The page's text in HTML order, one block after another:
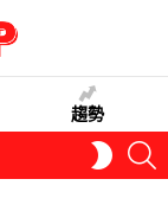
趨勢
SKIN